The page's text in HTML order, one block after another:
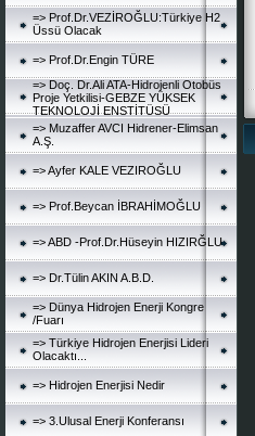
=> Prof.Dr.VEZİROĞLU:Türkiye H2
Üssü Olacak
=> Prof.Dr.Engin TÜRE
=> Doç. Dr.Ali ATA-Hidrojenli Otobüs
Proje Yetkilisi-GEBZE YÜKSEK
TEKNOLOJİ ENSTİTÜSÜ
=> Muzaffer AVCI Hidrener-Elimsan
A.Ş.
=> Ayfer KALE VEZIROĞLU
=> Prof.Beycan İBRAHİMOĞLU
=> ABD -Prof.Dr.Hüseyin HIZIRĞLU
=> Dr.Tülin AKIN A.B.D.
=> Dünya Hidrojen Enerji Kongre
/Fuarı
=> Türkiye Hidrojen Enerjisi Lideri
Olacaktı...
=> Hidrojen Enerjisi Nedir
=> 3.Ulusal Enerji Konferansı